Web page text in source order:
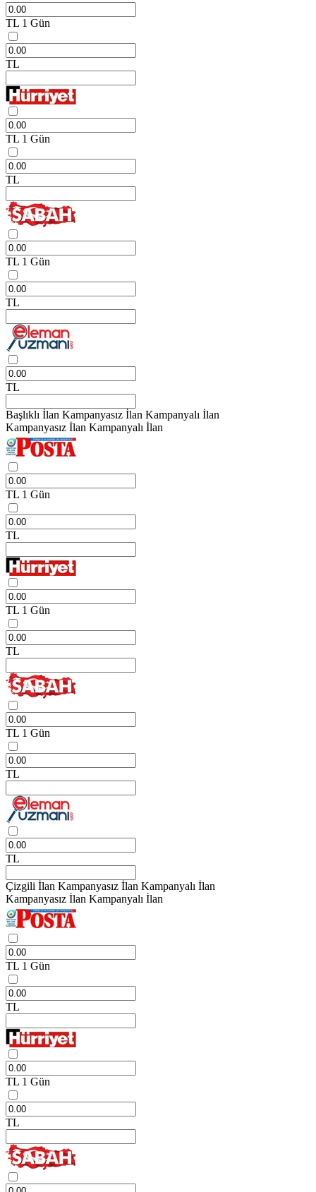
TL 1 Gün
TL
TL 1 Gün
TL
TL 1 Gün
TL
TL
Başlıklı İlan Kampanyasız İlan Kampanyalı İlan
Kampanyasız İlan Kampanyalı İlan
TL 1 Gün
TL
TL 1 Gün
TL
TL 1 Gün
TL
TL
Çizgili İlan Kampanyasız İlan Kampanyalı İlan
Kampanyasız İlan Kampanyalı İlan
TL 1 Gün
TL
TL 1 Gün
TL